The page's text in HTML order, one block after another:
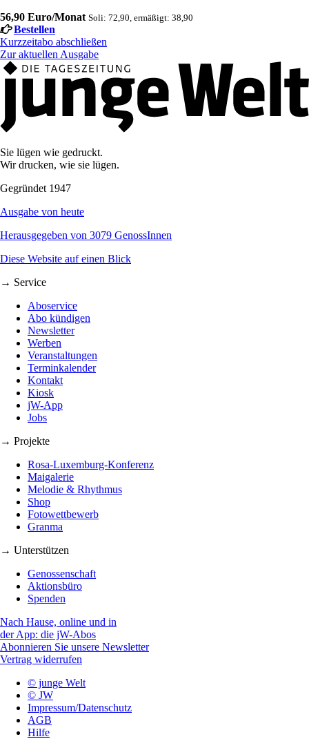
56,90 Euro/Monat Soli: 72,90, ermäßigt: 38,90
Bestellen
Kurzzeitabo abschließen
Zur aktuellen Ausgabe
Sie lügen wie gedruckt.
Wir drucken, wie sie lügen.
Gegründet 1947
Ausgabe von heute
Herausgegeben von 3079 GenossInnen
Diese Website auf einen Blick
→ Service
Aboservice
Abo kündigen
Newsletter
Werben
Veranstaltungen
Terminkalender
Kontakt
Kiosk
jW-App
Jobs
→ Projekte
Rosa-Luxemburg-Konferenz
Maigalerie
Melodie & Rhythmus
Shop
Fotowettbewerb
Granma
→ Unterstützen
Genossenschaft
Aktionsbüro
Spenden
Nach Hause, online und in
der App: die jW-Abos
Abonnieren Sie unsere Newsletter
Vertrag widerrufen
© junge Welt
© JW
Impressum/Datenschutz
AGB
Hilfe